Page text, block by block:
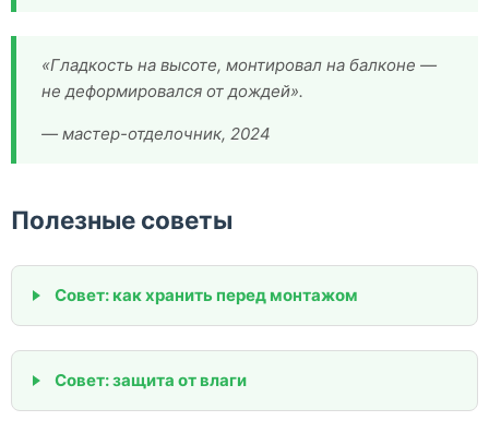
«Гладкость на высоте, монтировал на балконе —
не деформировался от дождей».
— мастер-отделочник, 2024
Полезные советы
Совет: как хранить перед монтажом
Совет: защита от влаги